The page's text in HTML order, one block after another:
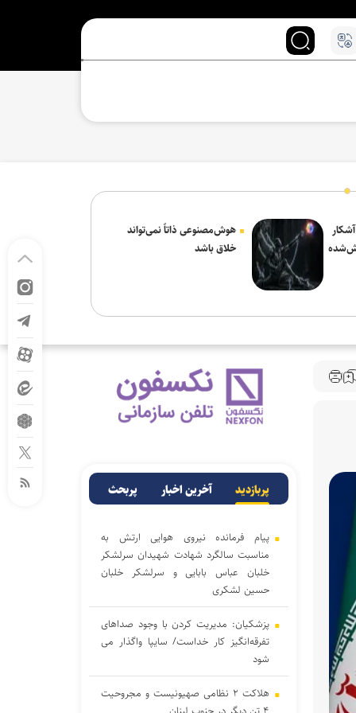
هوش‌مصنوعی ذاتاً نمی‌تواند
خلاق باشد
پربازدید آخرین اخبار پربحث
پیام فرمانده نیروی هوایی ارتش به
مناسبت سالگرد شهادت شهیدان سرلشکر
خلبان عباس بابایی و سرلشکر خلبان
حسین لشکری
پزشکیان: مدیریت کردن با وجود صداهای
تفرقه‌انگیز کار خداست/ سایپا واگذار می
شود
هلاکت ۲ نظامی صهیونیست و مجروحیت